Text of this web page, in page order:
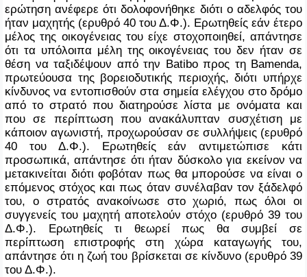
ερώτηση ανέφερε ότι δολοφονήθηκε διότι ο αδελφός του
ήταν μαχητής (ερυθρό 40 του Δ.Φ.). Ερωτηθείς εάν έτερο
μέλος της οικογένειας του είχε στοχοποιηθεί, απάντησε
ότι τα υπόλοιπα μέλη της οικογένειας του δεν ήταν σε
θέση να ταξιδέψουν από την Batiboπρος τη Bamenda,
πρωτεύουσα της βορειοδυτικής περιοχής, διότι υπήρχε
κίνδυνος να εντοπισθούν στα σημεία ελέγχου στο δρόμο
από το στρατό που διατηρούσε λίστα με ονόματα και
που σε περίπτωση που ανακάλυπταν συσχέτιση με
κάποιον αγωνιστή, προχωρούσαν σε συλλήψεις (ερυθρό
40 του Δ.Φ.). Ερωτηθείς εάν αντιμετώπισε κάτι
προσωπικά, απάντησε ότι ήταν δύσκολο για εκείνον να
μετακινείται διότι φοβόταν πως θα μπορούσε να είναι ο
επόμενος στόχος και πως όταν συνέλαβαν τον ξάδελφό
του, ο στρατός ανακοίνωσε στο χωριό, πως όλοι οι
συγγενείς του μαχητή αποτελούν στόχο (ερυθρό 39 του
Δ.Φ.). Ερωτηθείς τι θεωρεί πως θα συμβεί σε
περίπτωση επιστροφής στη χώρα καταγωγής του,
απάντησε ότι η ζωή του βρίσκεται σε κίνδυνο (ερυθρό 39
του Δ.Φ.).